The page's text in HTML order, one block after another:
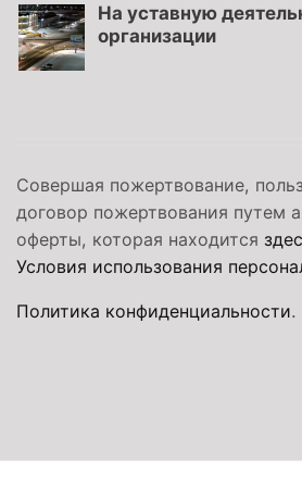
На уставную
организации
Совершая пожертвование,
договор пожертвования путем
оферты, которая находится
Условия использования
Политика конфиденциальности.